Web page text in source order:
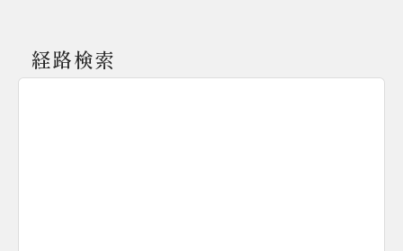
経路検索